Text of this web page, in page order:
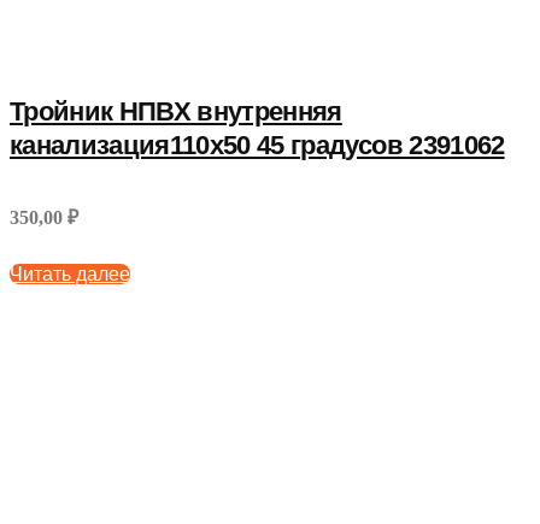
Тройник НПВХ внутренняя
канализация110x50 45 градусов 2391062
350,00 ₽
Читать далее